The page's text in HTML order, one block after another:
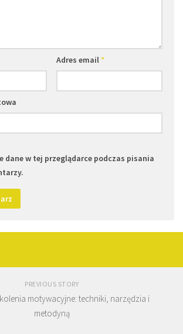
Adres email*
dane w tej przeglądarce podczas pisania
PREVIOUS STORY
motywacyjne: techniki, narzędzia i
metodyną